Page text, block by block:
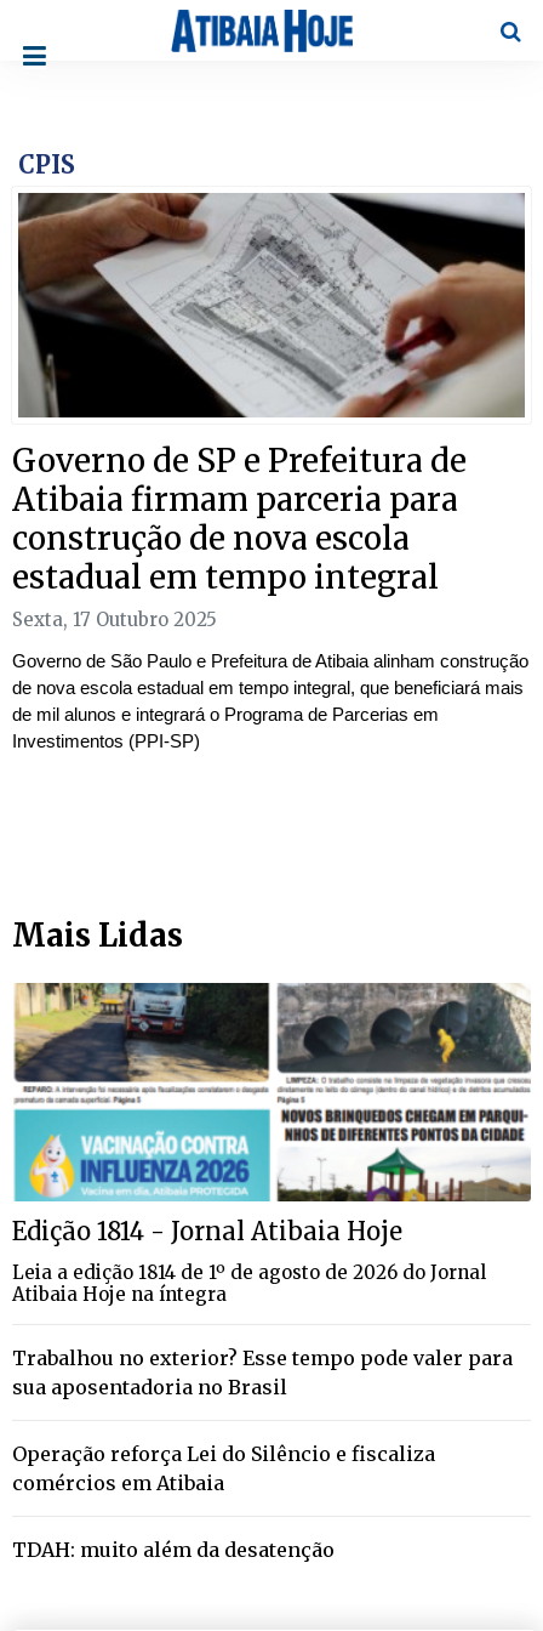
CPIS
Governo de SP e Prefeitura de
Atibaia firmam parceria para
construção de nova escola
estadual em tempo integral
Sexta, 17 Outubro 2025
Governo de São Paulo e Prefeitura de Atibaia alinham construção
de nova escola estadual em tempo integral, que beneficiará mais
de mil alunos e integrará o Programa de Parcerias em
Investimentos (PPI-SP)
Mais Lidas
Edição 1814 - Jornal Atibaia Hoje
Leia a edição 1814 de 1º de agosto de 2026 do Jornal
Atibaia Hoje na íntegra
Trabalhou no exterior? Esse tempo pode valer para
sua aposentadoria no Brasil
Operação reforça Lei do Silêncio e fiscaliza
comércios em Atibaia
TDAH: muito além da desatenção